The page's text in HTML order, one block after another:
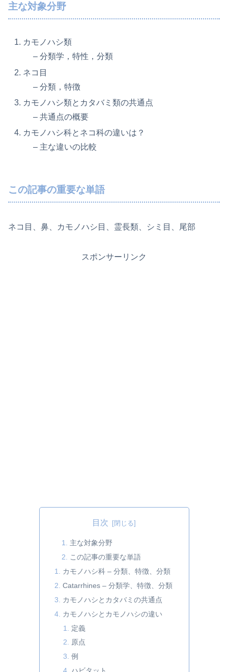
主な対象分野
カモノハシ類
– 分類学，特性，分類
ネコ目
– 分類，特徴
カモノハシ類とカタバミ類の共通点
– 共通点の概要
カモノハシ科とネコ科の違いは？
– 主な違いの比較
この記事の重要な単語
ネコ目、鼻、カモノハシ目、霊長類、シミ目、尾部
スポンサーリンク
目次
主な対象分野
この記事の重要な単語
カモノハシ科 – 分類、特徴、分類
Catarrhines – 分類学、特徴、分類
カモノハシとカタバミの共通点
カモノハシとカモノハシの違い
定義
原点
例